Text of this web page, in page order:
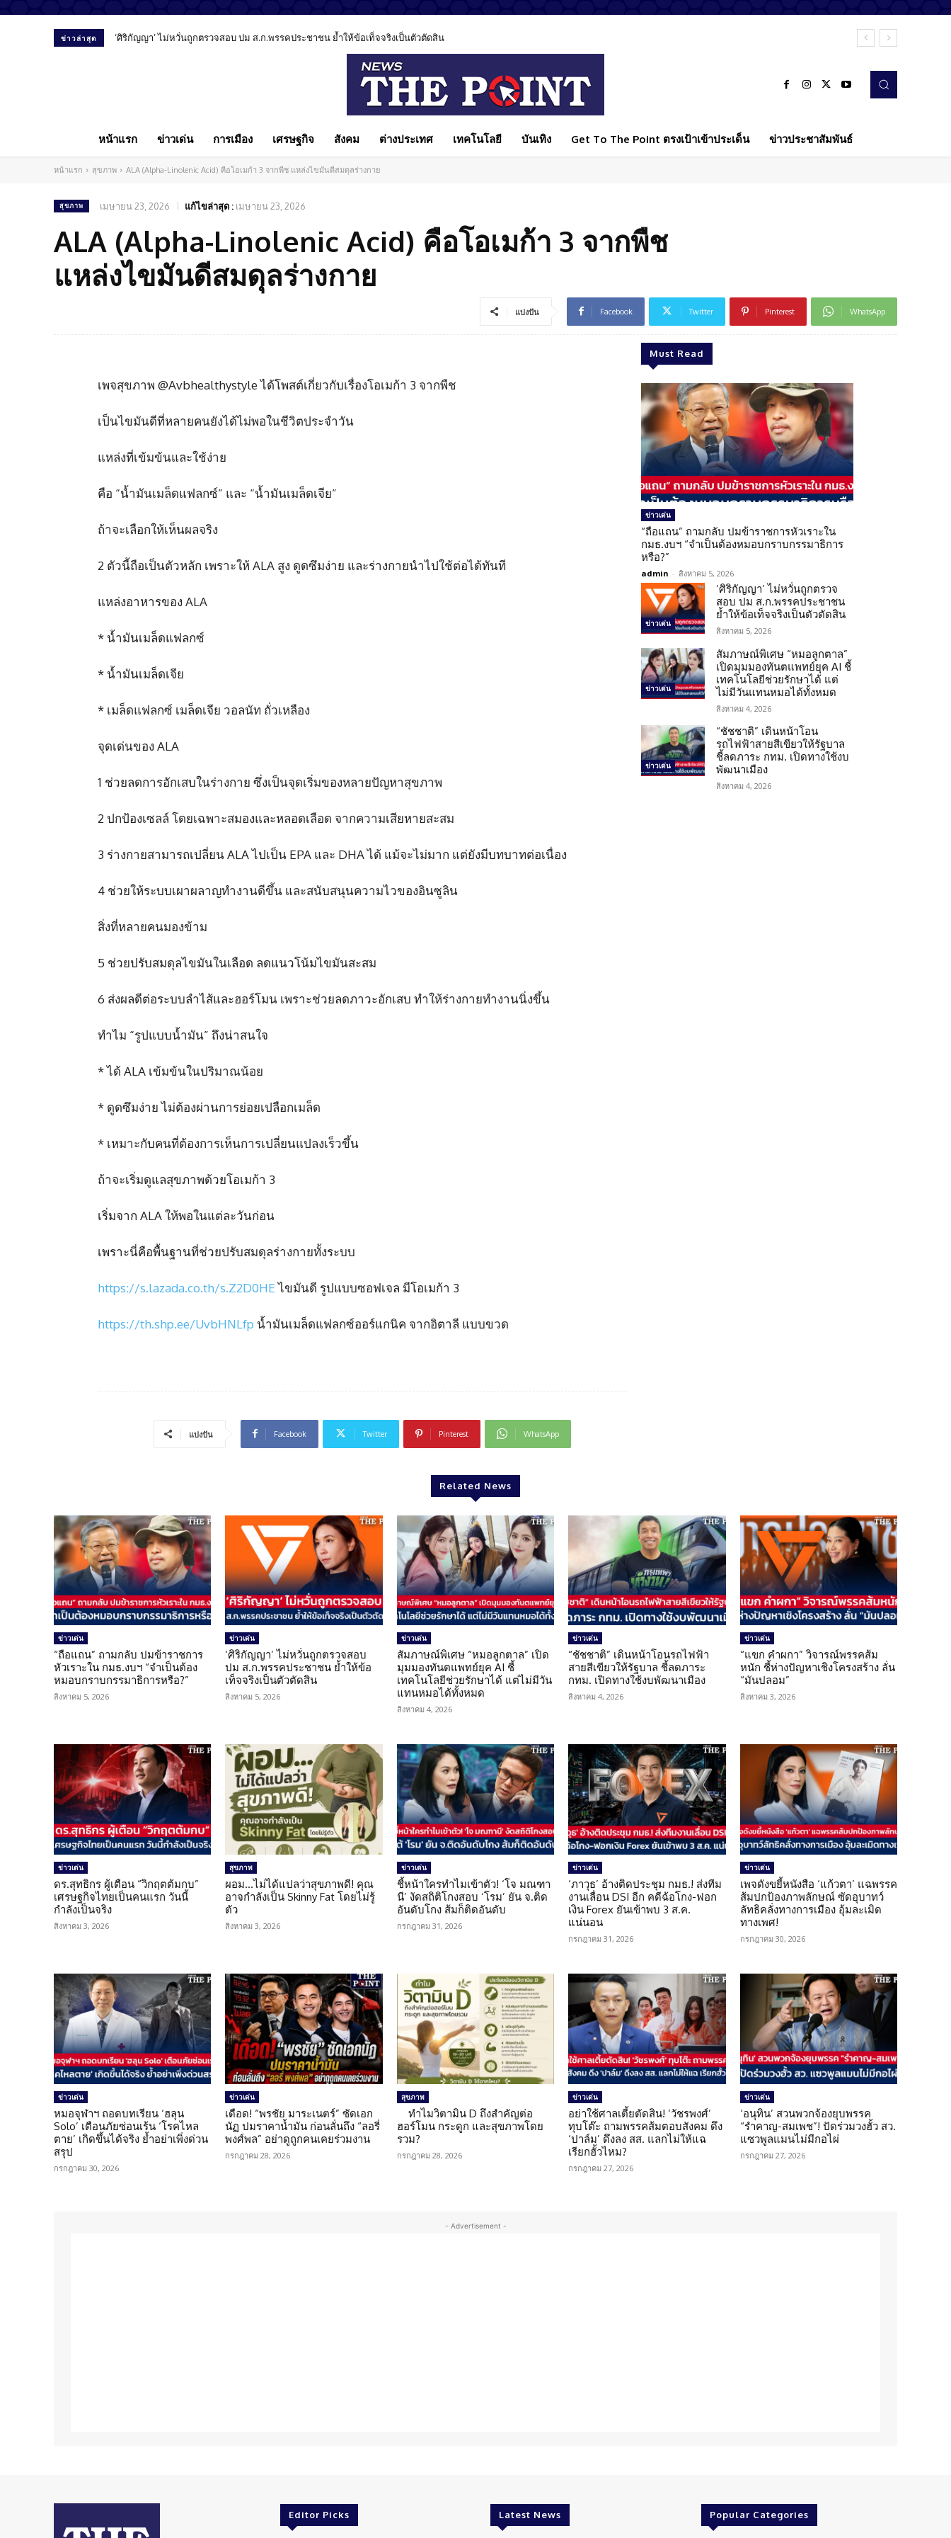
ข่าวล่าสุด ‘ศิริกัญญา’ ไม่หวั่นถูกตรวจสอบ ปม ส.ก.พรรคประชาชน ย้ำให้ข้อเท็จจริงเป็นตัวตัดสิน
หน้าแรก ข่าวเด่น การเมือง เศรษฐกิจ สังคม ต่างประเทศ เทคโนโลยี บันเทิง Get To The Point ตรงเป้าเข้าประเด็น ข่าวประชาสัมพันธ์
หน้าแรก สุขภาพ ALA (Alpha-Linolenic Acid) คือโอเมก้า 3 จากพืช แหล่งไขมันดีสมดุลร่างกาย
สุขภาพ เมษายน 23, 2026 แก้ไขล่าสุด : เมษายน 23, 2026
ALA (Alpha-Linolenic Acid) คือโอเมก้า 3 จากพืช
แหล่งไขมันดีสมดุลร่างกาย
แบ่งปัน Facebook Twitter Pinterest WhatsApp
เพจสุขภาพ @Avbhealthystyle ได้โพสต์เกี่ยวกับเรื่องโอเมก้า 3 จากพืช
เป็นไขมันดีที่หลายคนยังได้ไม่พอในชีวิตประจำวัน
แหล่งที่เข้มข้นและใช้ง่าย
คือ “น้ำมันเมล็ดแฟลกซ์” และ “น้ำมันเมล็ดเจีย”
ถ้าจะเลือกให้เห็นผลจริง
2 ตัวนี้ถือเป็นตัวหลัก เพราะให้ ALA สูง ดูดซึมง่าย และร่างกายนำไปใช้ต่อได้ทันที
แหล่งอาหารของ ALA
* น้ำมันเมล็ดแฟลกซ์
* น้ำมันเมล็ดเจีย
* เมล็ดแฟลกซ์ เมล็ดเจีย วอลนัท ถั่วเหลือง
จุดเด่นของ ALA
1 ช่วยลดการอักเสบในร่างกาย ซึ่งเป็นจุดเริ่มของหลายปัญหาสุขภาพ
2 ปกป้องเซลล์ โดยเฉพาะสมองและหลอดเลือด จากความเสียหายสะสม
3 ร่างกายสามารถเปลี่ยน ALA ไปเป็น EPA และ DHA ได้ แม้จะไม่มาก แต่ยังมีบทบาทต่อเนื่อง
4 ช่วยให้ระบบเผาผลาญทำงานดีขึ้น และสนับสนุนความไวของอินซูลิน
สิ่งที่หลายคนมองข้าม
5 ช่วยปรับสมดุลไขมันในเลือด ลดแนวโน้มไขมันสะสม
6 ส่งผลดีต่อระบบลำไส้และฮอร์โมน เพราะช่วยลดภาวะอักเสบ ทำให้ร่างกายทำงานนิ่งขึ้น
ทำไม “รูปแบบน้ำมัน” ถึงน่าสนใจ
* ได้ ALA เข้มข้นในปริมาณน้อย
* ดูดซึมง่าย ไม่ต้องผ่านการย่อยเปลือกเมล็ด
* เหมาะกับคนที่ต้องการเห็นการเปลี่ยนแปลงเร็วขึ้น
ถ้าจะเริ่มดูแลสุขภาพด้วยโอเมก้า 3
เริ่มจาก ALA ให้พอในแต่ละวันก่อน
เพราะนี่คือพื้นฐานที่ช่วยปรับสมดุลร่างกายทั้งระบบ
https://s.lazada.co.th/s.Z2D0HEไขมันดี รูปแบบซอฟเจล มีโอเมก้า 3
https://th.shp.ee/UvbHNLfp น้ำมันเมล็ดแฟลกซ์ออร์แกนิค จากอิตาลี แบบขวด
แบ่งปัน Facebook Twitter Pinterest WhatsApp
Must Read
ข่าวเด่น
“ถือแถน” ถามกลับ ปมข้าราชการหัวเราะใน
กมธ.งบฯ “จำเป็นต้องหมอบกราบกรรมาธิการ
หรือ?”
admin - สิงหาคม 5, 2026
ข่าวเด่น
‘ศิริกัญญา’ ไม่หวั่นถูกตรวจ
สอบ ปม ส.ก.พรรคประชาชน
ย้ำให้ข้อเท็จจริงเป็นตัวตัดสิน
สิงหาคม 5, 2026
ข่าวเด่น
สัมภาษณ์พิเศษ “หมอลูกตาล”
เปิดมุมมองทันตแพทย์ยุค AI ชี้
เทคโนโลยีช่วยรักษาได้ แต่
ไม่มีวันแทนหมอได้ทั้งหมด
สิงหาคม 4, 2026
ข่าวเด่น
“ชัชชาติ” เดินหน้าโอน
รถไฟฟ้าสายสีเขียวให้รัฐบาล
ชี้ลดภาระ กทม. เปิดทางใช้งบ
พัฒนาเมือง
สิงหาคม 4, 2026
Related News
ข่าวเด่น
“ถือแถน” ถามกลับ ปมข้าราชการ
หัวเราะใน กมธ.งบฯ “จำเป็นต้อง
หมอบกราบกรรมาธิการหรือ?”
สิงหาคม 5, 2026
ข่าวเด่น
‘ศิริกัญญา’ ไม่หวั่นถูกตรวจสอบ
ปม ส.ก.พรรคประชาชน ย้ำให้ข้อ
เท็จจริงเป็นตัวตัดสิน
สิงหาคม 5, 2026
ข่าวเด่น
สัมภาษณ์พิเศษ “หมอลูกตาล” เปิด
มุมมองทันตแพทย์ยุค AI ชี้
เทคโนโลยีช่วยรักษาได้ แต่ไม่มีวัน
แทนหมอได้ทั้งหมด
สิงหาคม 4, 2026
ข่าวเด่น
“ชัชชาติ” เดินหน้าโอนรถไฟฟ้า
สายสีเขียวให้รัฐบาล ชี้ลดภาระ
กทม. เปิดทางใช้งบพัฒนาเมือง
สิงหาคม 4, 2026
ข่าวเด่น
“แขก คำผกา” วิจารณ์พรรคส้ม
หนัก ชี้ห่างปัญหาเชิงโครงสร้าง ลั่น
“มันปลอม”
สิงหาคม 3, 2026
ข่าวเด่น
ดร.สุทธิกร ผู้เตือน “วิกฤตต้มกบ”
เศรษฐกิจไทยเป็นคนแรก วันนี้
กำลังเป็นจริง
สิงหาคม 3, 2026
สุขภาพ
ผอม…ไม่ได้แปลว่าสุขภาพดี! คุณ
อาจกำลังเป็น Skinny Fat โดยไม่รู้
ตัว
สิงหาคม 3, 2026
ข่าวเด่น
ชี้หน้าใครทำไมเข้าตัว! ‘โจ มณฑา
นี’ งัดสถิติโกงสอบ ‘โรม’ ยัน จ.ติด
อันดับโกง ส้มก็ติดอันดับ
กรกฎาคม 31, 2026
ข่าวเด่น
‘ภาวุธ’ อ้างติดประชุม กมธ.! ส่งทีม
งานเลื่อน DSI อีก คดีฉ้อโกง-ฟอก
เงิน Forex ยันเข้าพบ 3 ส.ค.
แน่นอน
กรกฎาคม 31, 2026
ข่าวเด่น
เพจดังขยี้หนังสือ ‘แก้วตา’ แฉพรรค
ส้มปกป้องภาพลักษณ์ ซัดอุบาทว์
ลัทธิคลั่งทางการเมือง อุ้มละเมิด
ทางเพศ!
กรกฎาคม 30, 2026
ข่าวเด่น
หมอจุฬาฯ ถอดบทเรียน ‘ฮลุน
Solo’ เตือนภัยซ่อนเร้น ‘โรคไหล
ตาย’ เกิดขึ้นได้จริง ย้ำอย่าเพิ่งด่วน
สรุป
กรกฎาคม 30, 2026
ข่าวเด่น
เดือด! “พรชัย มาระเนตร์” ซัดเอก
นัฏ ปมราคาน้ำมัน ก่อนลั่นถึง “ลอรี่
พงศ์พล” อย่าดูถูกคนเคยร่วมงาน
กรกฎาคม 28, 2026
สุขภาพ
ทำไมวิตามิน D ถึงสำคัญต่อ
ฮอร์โมน กระดูก และสุขภาพโดย
รวม?
กรกฎาคม 28, 2026
ข่าวเด่น
อย่าใช้ศาลเตี้ยตัดสิน! ‘วัชรพงศ์’
ทุบโต๊ะ ถามพรรคส้มตอบสังคม ดึง
‘ปาล์ม’ ดึงลง สส. แลกไม่ให้แฉ
เรียกฮั้วไหม?
กรกฎาคม 27, 2026
ข่าวเด่น
‘อนุทิน’ สวนพวกจ้องยุบพรรค
“รำคาญ-สมเพช”! ปัดร่วมวงฮั้ว สว.
แซวพูลแมนไม่มีกอไผ่
กรกฎาคม 27, 2026
- Advertisement -
Editor Picks Latest News Popular Categories